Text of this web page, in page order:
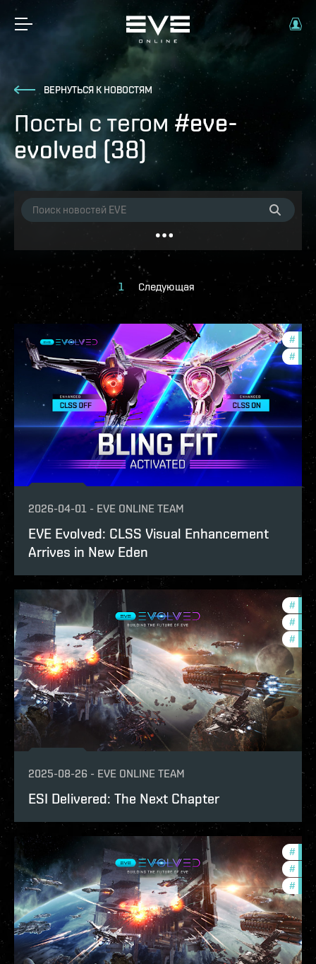
ВЕРНУТЬСЯ К НОВОСТЯМ
Посты с тегом #eve-
evolved (38)
1 Следующая
#
#
2026-04-01 - EVE ONLINE TEAM
EVE Evolved: CLSS Visual Enhancement
Arrives in New Eden
#
#
#
2025-08-26 - EVE ONLINE TEAM
ESI Delivered: The Next Chapter
#
#
#